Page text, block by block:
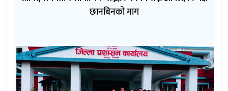
छानबिनको माग